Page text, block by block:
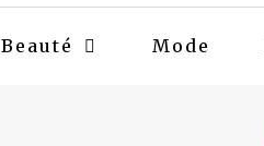
Beauté Mode